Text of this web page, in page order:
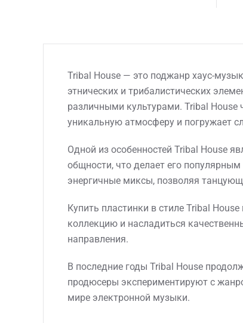
Tribal House — это поджанр хаус-
этнических и трибалистических
различными культурами. Tribal House
уникальную атмосферу и погружает
Одной из особенностей Tribal House
общности, что делает его
энергичные миксы, позволяя
Купить пластинки в стиле Tribal
коллекцию и насладиться
направления.
В последние годы Tribal House
продюсеры экспериментируют с
мире электронной музыки.